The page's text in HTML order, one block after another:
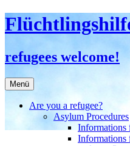
refugees welcome!
Menü Zum
Inhalt
springen
Are you a refugee?
Asylum Procedures
Informations
Informations